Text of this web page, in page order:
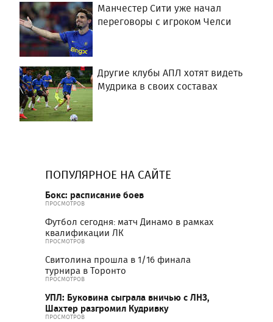
Манчестер Сити уже начал
переговоры с игроком Челси
Другие клубы АПЛ хотят видеть
Мудрика в своих составах
ПОПУЛЯРНОЕ НА САЙТЕ
Бокс: расписание боев
ПРОСМОТРОВ
Футбол сегодня: матч Динамо в рамках
квалификации ЛК
ПРОСМОТРОВ
Свитолина прошла в 1/16 финала
турнира в Торонто
ПРОСМОТРОВ
УПЛ: Буковина сыграла вничью с ЛНЗ,
Шахтер разгромил Кудривку
ПРОСМОТРОВ